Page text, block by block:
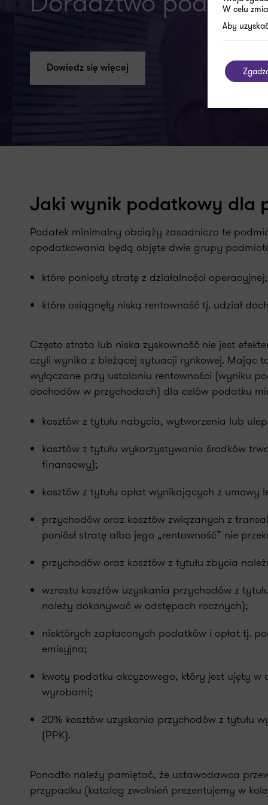
Dowiedz się więcej
Jaki wynik podatkowy dla
Podatek minimalny obciąży zasadniczo te
opodatkowania będą objęte dwie grupy
które poniosły stratę z działalności operacyjnej;
które osiągnęły niską rentowność tj. udział
Często strata lub niska zyskowność nie jest
czyli wynika z bieżącej sytuacji rynkowej. Mając
wyłączane przy ustalaniu rentowności (wyniku
dochodów w przychodach) dla celów podatku
kosztów z tytułu nabycia, wytworzenia lub
kosztów z tytułu wykorzystywania środków
finansowy);
kosztów z tytułu opłat wynikających z umowy
przychodów oraz kosztów związanych z
poniósł stratę albo jego „rentowność” nie
przychodów oraz kosztów z tytułu zbycia
wzrostu kosztów uzyskania przychodów z
należy dokonywać w odstępach rocznych);
niektórych zapłaconych podatków i opłat tj.
emisyjna;
kwoty podatku akcyzowego, który jest ujęty
wyrobami;
20% kosztów uzyskania przychodów z tytułu
(PPK).
Ponadto należy pamiętać, że ustawodawca
przypadku (katalog zwolnień prezentujemy w
W celu
Aby